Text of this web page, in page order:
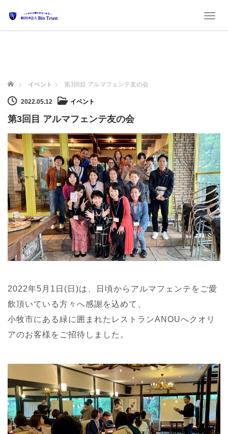
ホーム イベント 第3回目 アルマフェンテ友の会
2022.05.12 イベント
第3回目 アルマフェンテ友の会
2022年5月1日(日)は、日頃からアルマフェンテをご愛
飲頂いている方々へ感謝を込めて、
小牧市にある緑に囲まれたレストランANOUへクオリ
アのお客様をご招待しました。